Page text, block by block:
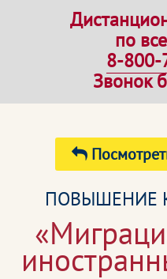
по
8-800-
Звонок
ПОВЫШЕНИЕ